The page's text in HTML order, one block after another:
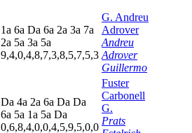
1a 6a Da 6a 2a 3a 7a
2a 5a 3a 5a
9,4,0,4,8,7,3,8,5,7,5,3
G. Andreu
Adrover
Andreu
Adrover
Guillermo
Da 4a 2a 6a Da Da
6a 5a 1a 5a Da
0,6,8,4,0,0,4,5,9,5,0,0
Fuster
Carbonell
G.
Prats